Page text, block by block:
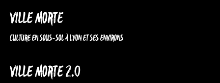
VILLE MORTE
CULTURE EN SOUS-SOL À LYON ET SES ENVIRONS
VILLE MORTE 2.0